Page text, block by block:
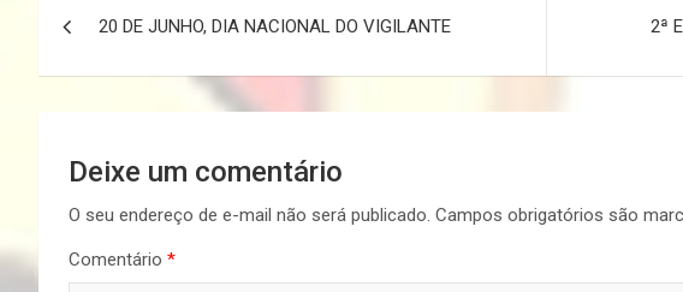
20 DE JUNHO, DIA NACIONAL DO VIGILANTE 2ª
Deixe um comentário
O seu endereço de e-mail não será publicado. Campos obrigatórios são
Comentário *